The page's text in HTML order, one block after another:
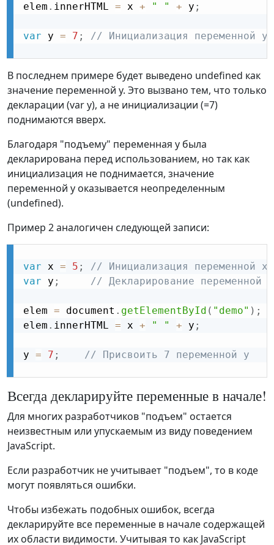
elem . innerHTML = x + " " + y ;
var y = 7 ; // Инициализация переменной y
В последнем примере будет выведено undefined как
значение переменной y. Это вызвано тем, что только
декларации (var y), а не инициализации (=7)
поднимаются вверх.
Благодаря "подъему" переменная y была
декларирована перед использованием, но так как
инициализация не поднимается, значение
переменной y оказывается неопределенным
(undefined).
Пример 2 аналогичен следующей записи:
var x = 5 ;
// Инициализация переменной x
var y ; // Декларирование переменной y
elem = document . getElementById ( "demo" ) ;
elem . innerHTML = x + " " + y ;
y = 7 ; // Присвоить 7 переменной y
Всегда декларируйте переменные в начале!
Для многих разработчиков "подъем" остается
неизвестным или упускаемым из виду поведением
JavaScript.
Если разработчик не учитывает "подъем", то в коде
могут появляться ошибки.
Чтобы избежать подобных ошибок, всегда
декларируйте все переменные в начале содержащей
их области видимости. Учитывая то как JavaScript